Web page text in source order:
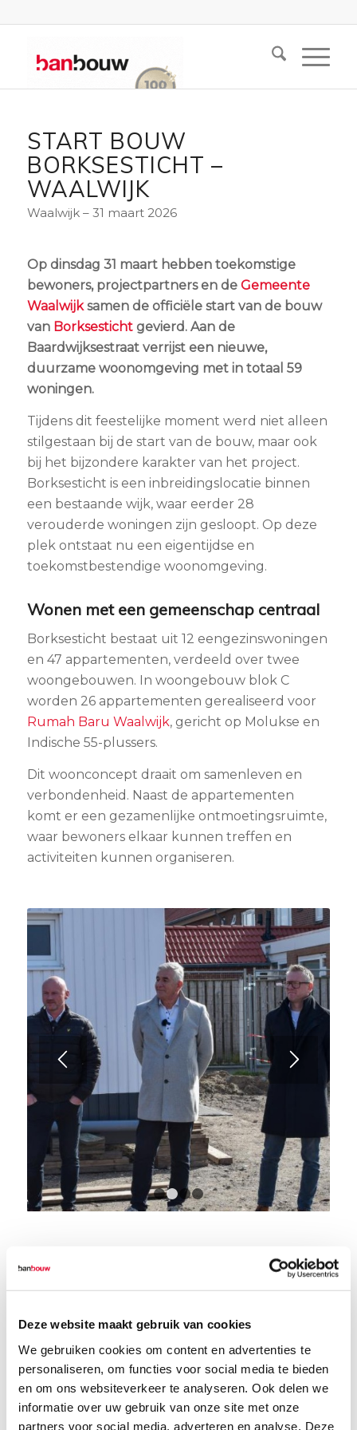
Deze website maakt gebruik van cookies
We gebruiken cookies om content en advertenties te
personaliseren, om functies voor social media te bieden
en om ons websiteverkeer te analyseren. Ook delen we
informatie over uw gebruik van onze site met onze
partners voor social media, adverteren en analyse. Deze
START BOUW
BORKSESTICHT –
WAALWIJK
Waalwijk – 31 maart 2026
Op dinsdag 31 maart hebben toekomstige
bewoners, projectpartners en de Gemeente
Waalwijksamen de officiële start van de bouw
van Borksestichtgevierd. Aan de
Baardwijksestraat verrijst een nieuwe,
duurzame woonomgeving met in totaal 59
woningen.
Tijdens dit feestelijke moment werd niet alleen
stilgestaan bij de start van de bouw, maar ook
bij het bijzondere karakter van het project.
Borksesticht is een inbreidingslocatie binnen
een bestaande wijk, waar eerder 28
verouderde woningen zijn gesloopt. Op deze
plek ontstaat nu een eigentijdse en
toekomstbestendige woonomgeving.
Wonen met een gemeenschap centraal
Borksesticht bestaat uit 12 eengezinswoningen
en 47 appartementen, verdeeld over twee
woongebouwen. In woongebouw blok C
worden 26 appartementen gerealiseerd voor
Rumah Baru Waalwijk, gericht op Molukse en
Indische 55-plussers.
Dit woonconcept draait om samenleven en
verbondenheid. Naast de appartementen
komt er een gezamenlijke ontmoetingsruimte,
waar bewoners elkaar kunnen treffen en
activiteiten kunnen organiseren.
1 2 3 4